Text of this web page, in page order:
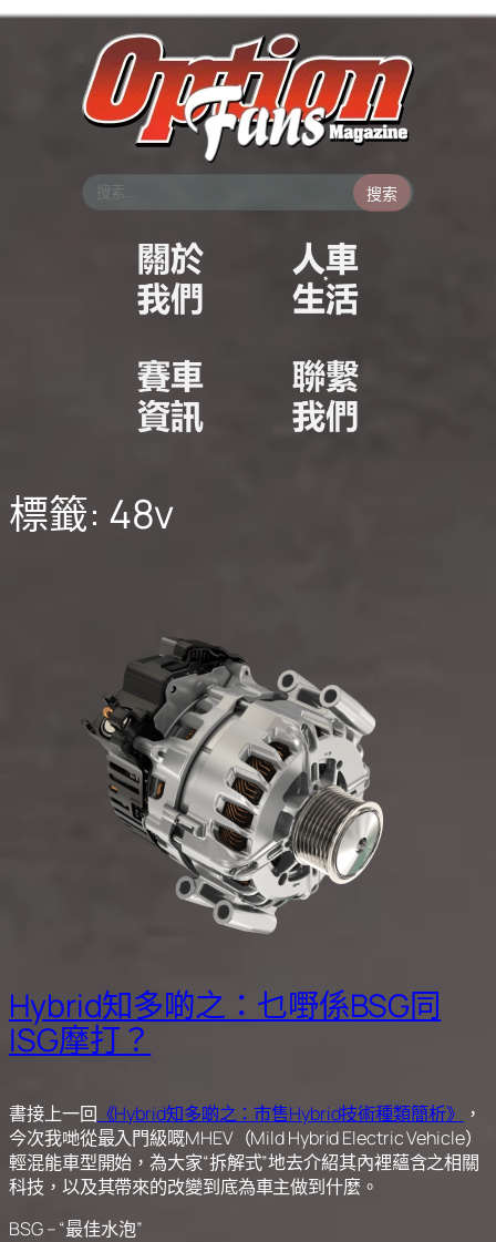
搜索
標籤: 48v
Hybrid知多啲之：乜嘢係BSG同
ISG摩打？
書接上一回 《Hybrid知多啲之：市售Hybrid技術種類簡析》
，
今次我哋從最入門級嘅MHEV（Mild Hybrid Electric Vehicle）
輕混能車型開始，為大家“拆解式”地去介紹其內裡蘊含之相關
科技，以及其帶來的改變到底為車主做到什麼。
BSG – “最佳水泡”